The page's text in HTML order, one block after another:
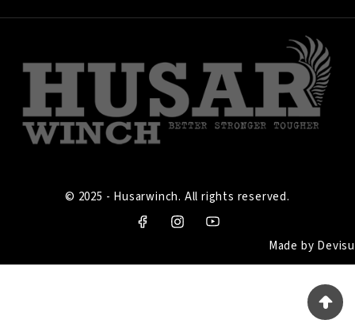
© 2025 - Husarwinch. All rights reserved.
Made by Devisu